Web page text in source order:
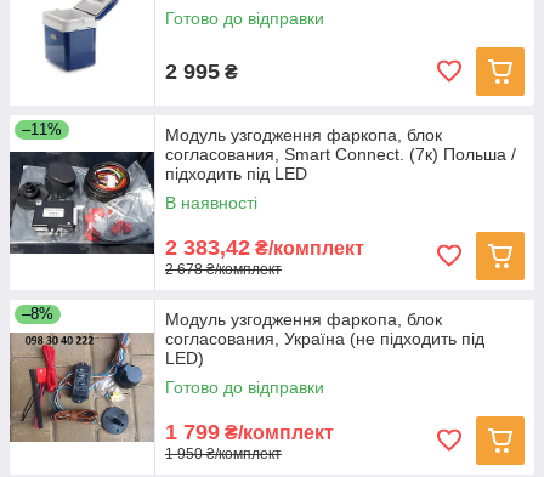
Готово до відправки
2 995 ₴
–11%
Модуль узгодження фаркопа, блок
согласования, Smart Connect. (7к) Польша /
підходить під LED
В наявності
2 383,42 ₴/комплект
2 678 ₴/комплект
–8%
Модуль узгодження фаркопа, блок
согласования, Україна (не підходить під
LED)
Готово до відправки
1 799 ₴/комплект
1 950 ₴/комплект